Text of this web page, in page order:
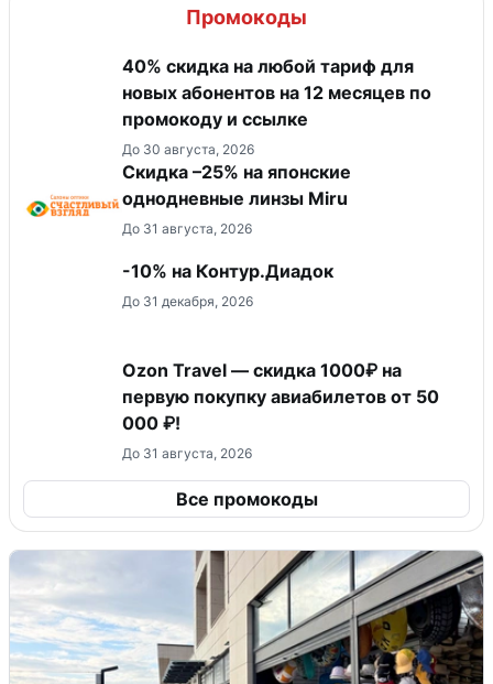
Промокоды
40% скидка на любой тариф для
новых абонентов на 12 месяцев по
промокоду и ссылке
До 30 августа, 2026
Скидка –25% на японские
однодневные линзы Miru
До 31 августа, 2026
-10% на Контур.Диадок
До 31 декабря, 2026
Ozon Travel — скидка 1000₽ на
первую покупку авиабилетов от 50
000 ₽!
До 31 августа, 2026
Все промокоды